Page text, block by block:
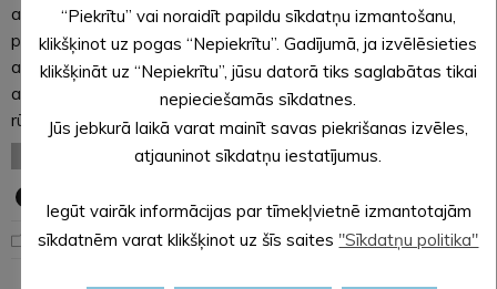
atklāja jaunuzbūvēto bioloģiski noārdāmo atkritumu
pārstrādes rūpnīcu. Atklāšanas pasākumu, kas vienlaikus bija
arī SIA “ZAAO” darbības 25 gadu jubilejas notikums,
apmeklēja arī Alūksnes novada pašvaldības pārstāvji. Jaunajā
rūpnīcā pārstrādās…
Noderīga informācija
“Piekrītu” vai noraidīt papildu sīkdatņu izmantošanu,
klikšķinot uz pogas “Nepiekrītu”. Gadījumā, ja izvēlēsieties
klikšķināt uz “Nepiekrītu”, jūsu datorā tiks saglabātas tikai
nepieciešamās sīkdatnes.
Jūs jebkurā laikā varat mainīt savas piekrišanas izvēles,
atjauninot sīkdatņu iestatījumus.
Iegūt vairāk informācijas par tīmekļvietnē izmantotajām
sīkdatnēm varat klikšķinot uz šīs saites "Sīkdatņu politika"